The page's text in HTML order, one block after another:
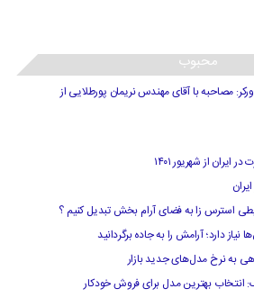
محبوب
ورکر: مصاحبه با آقای مهندس نریمان پورطلایی از
ایران از شهریور ۱۴۰۱
استرس زا به فضای آرام بخش تبدیل کنیم ؟
دارد؛ آرامش را به جاده برگردانید
به نرخ مدل‌های جدید بازار
انتخاب بهترین مدل برای فروش خودکار